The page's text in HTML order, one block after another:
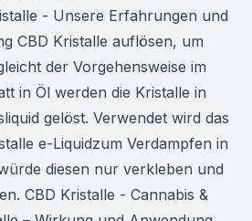
- Unsere Erfahrungen und
CBD Kristalle auflösen, um
der Vorgehensweise im
in Öl werden die Kristalle in
gelöst. Verwendet wird das
e-Liquidzum Verdampfen in
diesen nur verkleben und
CBD Kristalle - Cannabis &